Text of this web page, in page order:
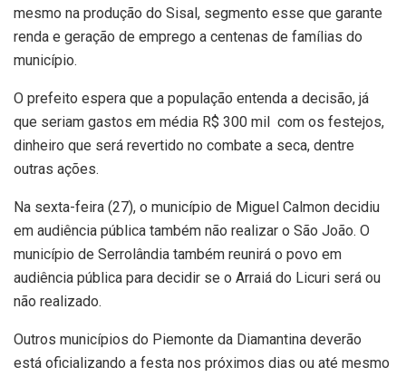
mesmo na produção do Sisal, segmento esse que garante
renda e geração de emprego a centenas de famílias do
município.
O prefeito espera que a população entenda a decisão, já
que seriam gastos em média R$ 300 mil com os festejos,
dinheiro que será revertido no combate a seca, dentre
outras ações.
Na sexta-feira (27), o município de Miguel Calmon decidiu
em audiência pública também não realizar o São João. O
município de Serrolândia também reunirá o povo em
audiência pública para decidir se o Arraiá do Licuri será ou
não realizado.
Outros municípios do Piemonte da Diamantina deverão
está oficializando a festa nos próximos dias ou até mesmo